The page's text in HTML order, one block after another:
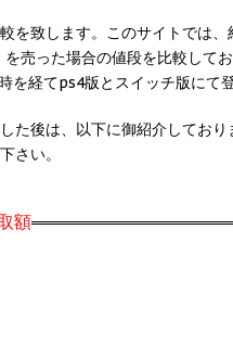
を致します。このサイトでは
売った場合の値段を比較して
を経てps4版とスイッチ版にて登
た後は、以下に御紹介してお
さい。
額